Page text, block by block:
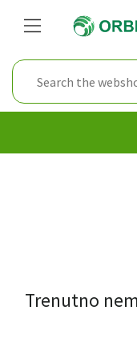
Trenutno